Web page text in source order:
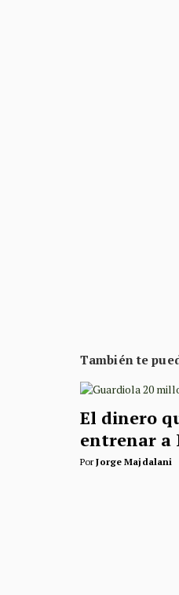
También te
El dinero
entrenar
PorJorge Majdalani